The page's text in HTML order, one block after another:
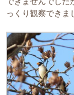
っくり観察できま